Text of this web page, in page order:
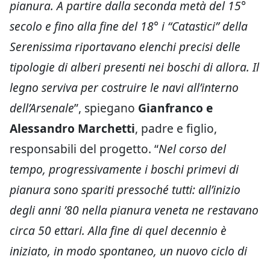
pianura. A partire dalla seconda metà del 15°
secolo e fino alla fine del 18° i “Catastici” della
Serenissima riportavano elenchi precisi delle
tipologie di alberi presenti nei boschi di allora. Il
legno serviva per costruire le navi all’interno
dell’Arsenale”, spiegano Gianfranco e
Alessandro Marchetti, padre e figlio,
responsabili del progetto. “Nel corso del
tempo, progressivamente i boschi primevi di
pianura sono spariti pressoché tutti: all’inizio
degli anni ’80 nella pianura veneta ne restavano
circa 50 ettari. Alla fine di quel decennio è
iniziato, in modo spontaneo, un nuovo ciclo di